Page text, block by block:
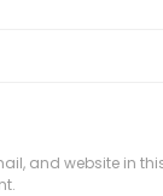
and website in